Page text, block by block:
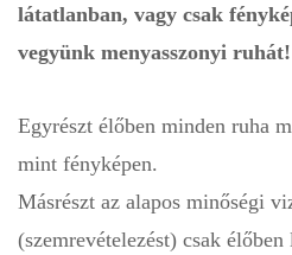
látatlanban, vagy csak
vegyünk menyasszonyi ruhát!
Egyrészt élőben minden ruha
mint fényképen.
Másrészt az alapos minőségi
(szemrevételezést) csak élőben